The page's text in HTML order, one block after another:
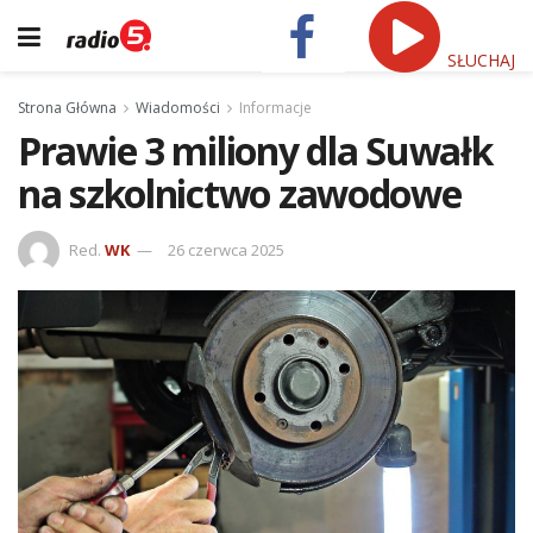
SŁUCHAJ
Strona Główna Wiadomości Informacje
Prawie 3 miliony dla Suwałk
na szkolnictwo zawodowe
Red. WK 26 czerwca 2025